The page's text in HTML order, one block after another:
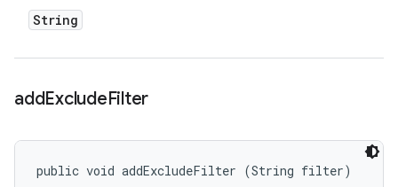
String
addExcludeFilter
public void addExcludeFilter (String filter)